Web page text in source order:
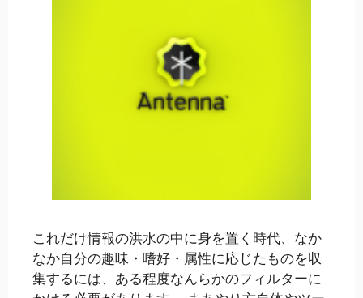
これだけ情報の洪水の中に身を置く時代、なか
なか自分の趣味・嗜好・属性に応じたものを収
集するには、ある程度なんらかのフィルターに